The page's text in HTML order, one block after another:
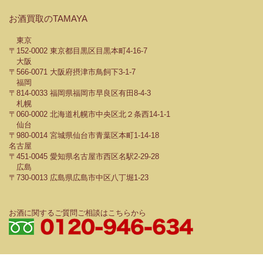
お酒買取のTAMAYA
東京
〒152-0002 東京都目黒区目黒本町4-16-7
大阪
〒566-0071 大阪府摂津市鳥飼下3-1-7
福岡
〒814-0033 福岡県福岡市早良区有田8-4-3
札幌
〒060-0002 北海道札幌市中央区北２条西14-1-1
仙台
〒980-0014 宮城県仙台市青葉区本町1-14-18
名古屋
〒451-0045 愛知県名古屋市西区名駅2-29-28
広島
〒730-0013 広島県広島市中区八丁堀1-23
お酒に関するご質問ご相談はこちらから